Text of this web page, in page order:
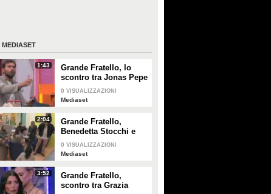
MEDIASET
1:43
Grande Fratello, lo
scontro tra Jonas Pepe
e Domenico D'Alterio
0 VISUALIZZAZIONI
Mediaset
2:04
Grande Fratello,
Benedetta Stocchi e
Francesca Carrara:
discussione in camera
0 VISUALIZZAZIONI
Mediaset
3:52
Grande Fratello,
scontro tra Grazia